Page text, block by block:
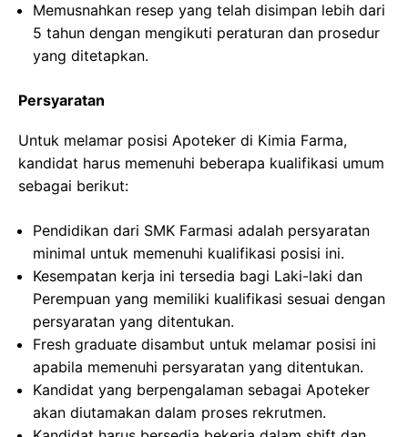
Memusnahkan resep yang telah disimpan lebih dari
5 tahun dengan mengikuti peraturan dan prosedur
yang ditetapkan.
Persyaratan
Untuk melamar posisi Apoteker di Kimia Farma,
kandidat harus memenuhi beberapa kualifikasi umum
sebagai berikut:
Pendidikan dari SMK Farmasi adalah persyaratan
minimal untuk memenuhi kualifikasi posisi ini.
Kesempatan kerja ini tersedia bagi Laki-laki dan
Perempuan yang memiliki kualifikasi sesuai dengan
persyaratan yang ditentukan.
Fresh graduate disambut untuk melamar posisi ini
apabila memenuhi persyaratan yang ditentukan.
Kandidat yang berpengalaman sebagai Apoteker
akan diutamakan dalam proses rekrutmen.